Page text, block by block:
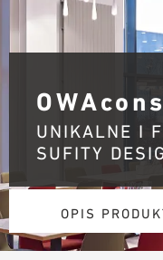
UNIKALNE I
SUFITY
OPIS